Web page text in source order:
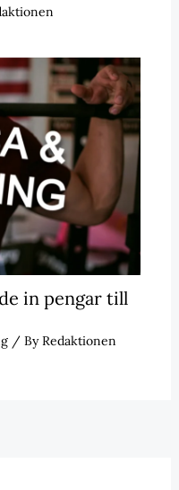
in pengar till
/ ByRedaktionen